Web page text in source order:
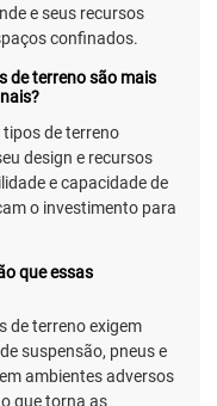
e seus recursos
confinados.
de terreno são mais
tipos de terreno
design e recursos
e capacidade de
o investimento para
que essas
de terreno exigem
suspensão, pneus e
ambientes adversos
que torna as